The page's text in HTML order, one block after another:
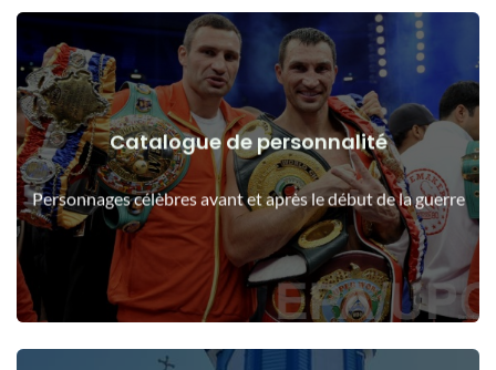
Catalogue de personnalité
Personnages célèbres avant et après le début de la guerre
Les gens avant et après le début de la guerre
Voir les détails